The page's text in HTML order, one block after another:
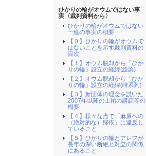
ひかりの輪がオウムではない事
実〈裁判資料から〉
ひかりの輪がオウムではない
一連の事実の概要
【０】ひかりの輪がオウムで
はないことを示す裁判資料の
目次
【１】オウム脱却から「ひか
りの輪」設立の経緯(総論)
【２】オウム脱却から「ひか
りの輪」設立の経緯(時系列)
【３】新団体の理念を説いた
2007年以降の上祐の講話等の
概要
【４】様々な点で「麻原への
（絶対的な）帰依」に違反し
ていること
【５】ひかりの輪とアレフが
長年の深い断絶と対立の関係
にあること